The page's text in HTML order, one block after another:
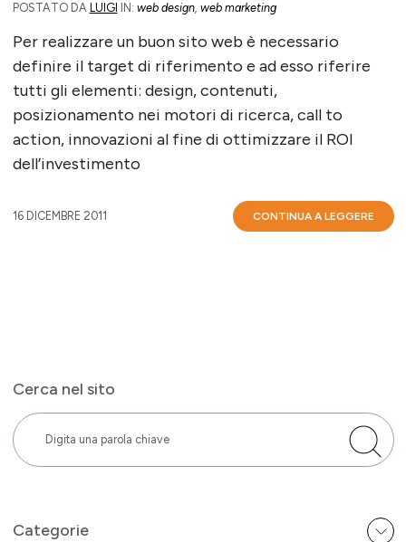
Cerca nel sito
Categorie
POSTATO DA LUIGI IN: web design, web marketing
Per realizzare un buon sito web è necessario
definire il target di riferimento e ad esso riferire
tutti gli elementi: design, contenuti,
posizionamento nei motori di ricerca, call to
action, innovazioni al fine di ottimizzare il ROI
dell’investimento
16 DICEMBRE 2011 CONTINUA A LEGGERE